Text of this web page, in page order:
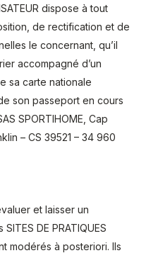
dispose à tout
de rectification et de
le concernant, qu’il
accompagné d’un
sa carte nationale
son passeport en cours
SPORTIHOME, Cap
– CS 39521 – 34 960
et laisser un
DE PRATIQUES
modérés à posteriori. Ils